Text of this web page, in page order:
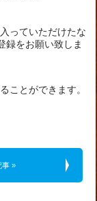
っていただけたな
録をお願い致しま
ことができます。
事 »